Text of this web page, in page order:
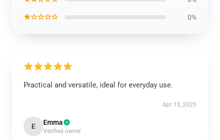
★☆☆☆☆ 0%
Practical and versatile, ideal for everyday use.
Apr 15, 2025
E Emma
Verified owner